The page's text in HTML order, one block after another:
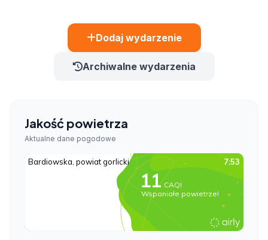
Dodaj wydarzenie
Archiwalne wydarzenia
Jakość powietrza
Aktualne dane pogodowe